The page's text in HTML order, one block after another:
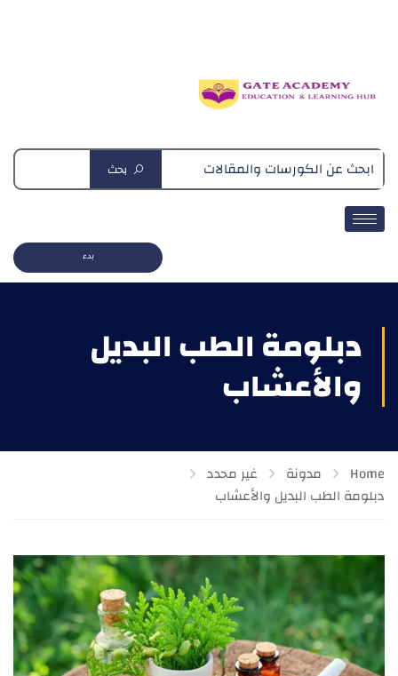
بحث
بدء
دبلومة الطب البديل
والأعشاب
Home مدونة
غير محدد
دبلومة الطب البديل والأعشاب